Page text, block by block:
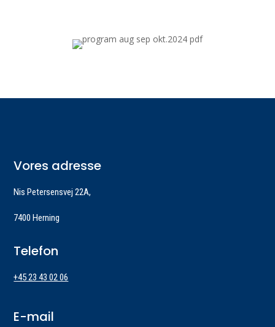
Vores adresse
Nis Petersensvej 22A,
7400 Herning
Telefon
+45 23 43 02 06
E-mail